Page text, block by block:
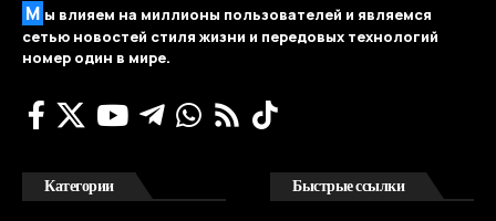
М ы влияем на миллионы пользователей и являемся
сетью новостей стиля жизни и передовых технологий
номер один в мире.
Категории Быстрые ссылки